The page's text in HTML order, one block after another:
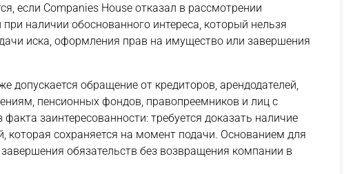
если Companies House отказал в рассмотрении
наличии обоснованного интереса, который нельзя
иска, оформления прав на имущество или завершения
обращение от кредиторов, арендодателей,
пенсионных фондов, правопреемников и лиц с
заинтересованности: требуется доказать наличие
которая сохраняется на момент подачи. Основанием для
обязательств без возвращения компании в